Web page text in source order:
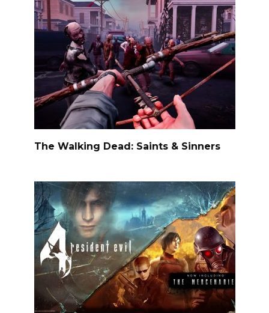
The Walking Dead: Saints & Sinners